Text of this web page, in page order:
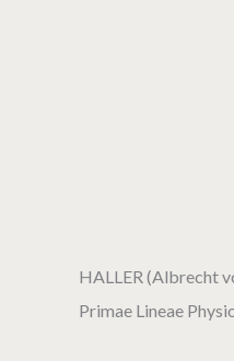
HALLER (Albrecht
Primae Lineae